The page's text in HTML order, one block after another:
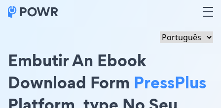
Embutir An Ebook
Download Form PressPlus